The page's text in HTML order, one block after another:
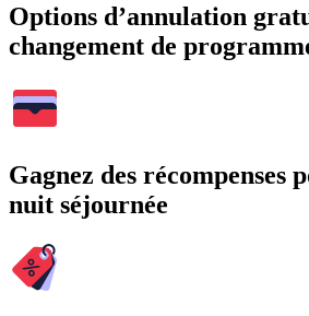
Options d’annulation
changement de
Gagnez des récompenses
nuit séjournée